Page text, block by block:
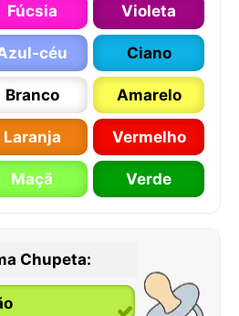
Fúcsia Violeta
céu Ciano
Branco Amarelo
Laranja Vermelho
Maçã Verde
Chupeta: